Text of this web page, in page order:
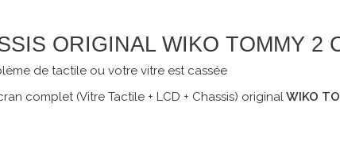
ORIGINAL WIKO TOMMY 2
de tactile ou votre vitre est cassée
complet (Vitre Tactile + LCD + Chassis) originalWIKO